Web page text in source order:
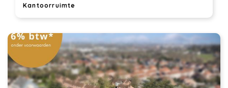
Kantoorruimte